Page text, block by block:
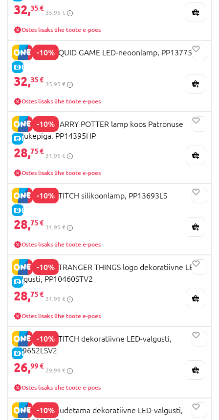
32,35 €
35,95 €
Ostes lisaks ühe toote e-poes
-10%
E-HIND
PALADONE SQUID GAME LED-neoonlamp, PP13775SG
32,35 €
35,95 €
Ostes lisaks ühe toote e-poes
-10%
E-HIND
PALADONE HARRY POTTER lamp koos Patronuse
võlukepiga, PP14395HP
28,75 €
31,95 €
Ostes lisaks ühe toote e-poes
-10%
E-HIND
PALADONE STITCH silikoonlamp, PP13693LS
28,75 €
31,95 €
Ostes lisaks ühe toote e-poes
-10%
E-HIND
PALADONE STRANGER THINGS logo dekoratiivne LED-
valgusti, PP10460STV2
28,75 €
31,95 €
Ostes lisaks ühe toote e-poes
-10%
E-HIND
PALADONE STITCH dekoratiivne LED-valgusti,
PP9652LSV2
26,99 €
29,99 €
Ostes lisaks ühe toote e-poes
-10%
PALADONE Gudetama dekoratiivne LED-valgusti,